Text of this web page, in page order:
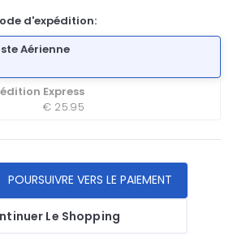
d'expédition:
Aérienne
Express
€ 25.95
Le Shopping